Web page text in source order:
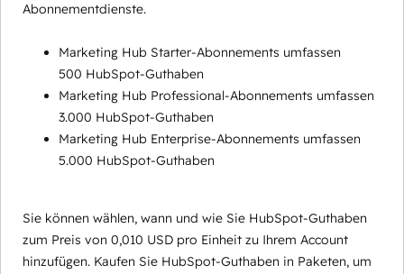
Abonnementdienste.
Marketing Hub Starter-Abonnements umfassen
500 HubSpot-Guthaben
Marketing Hub Professional-Abonnements umfassen
3.000 HubSpot-Guthaben
Marketing Hub Enterprise-Abonnements umfassen
5.000 HubSpot-Guthaben
Sie können wählen, wann und wie Sie HubSpot-Guthaben
zum Preis von 0,010 USD pro Einheit zu Ihrem Account
hinzufügen. Kaufen Sie HubSpot-Guthaben in Paketen, um